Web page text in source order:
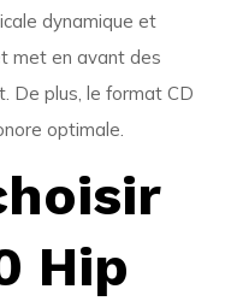
dynamique et
met en avant des
De plus, le format CD
optimale.
Hip